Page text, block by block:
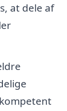
at dele af